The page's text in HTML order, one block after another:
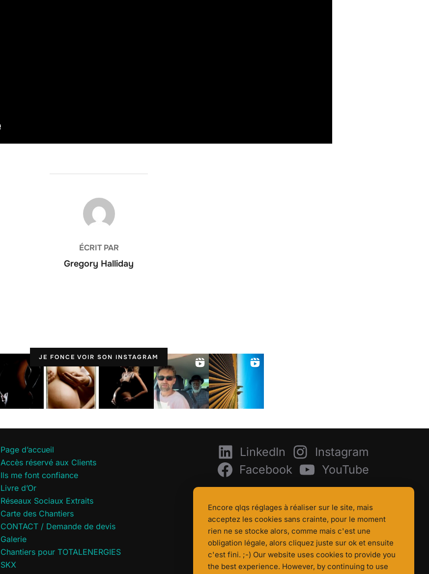
AUTEUR DE LA PUBLICATION
ÉCRIT PAR
Gregory Halliday
JE FONCE VOIR SON INSTAGRAM
Page d’accueil
Accès réservé aux Clients
Ils me font confiance
Livre d’Or
Réseaux Sociaux Extraits
Carte des Chantiers
CONTACT / Demande de devis
Galerie
Chantiers pour TOTALENERGIES
SKX
LinkedIn
Instagram
Facebook
YouTube
Encore qlqs réglages à réaliser sur le site, mais
acceptez les cookies sans crainte, pour le moment
rien ne se stocke alors, comme mais c'est une
obligation légale, alors cliquez juste sur ok et ensuite
c'est fini. ;-) Our website uses cookies to provide you
the best experience. However, by continuing to use